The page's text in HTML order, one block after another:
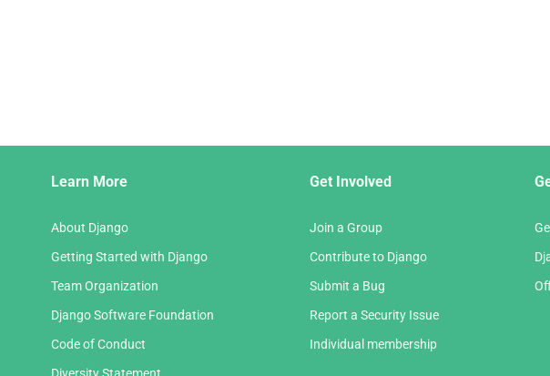
Learn More
About Django
Getting Started with Django
Team Organization
Django Software Foundation
Code of Conduct
Get Involved
Join a Group
Contribute to Django
Submit a Bug
Report a Security Issue
Individual membership